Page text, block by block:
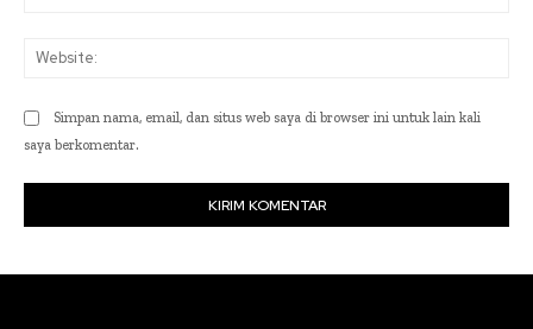
Simpan nama, email, dan situs web saya di browser ini untuk lain kali
saya berkomentar.